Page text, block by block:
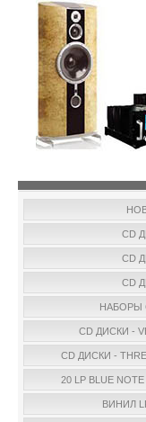
CD
CD
CD
НАБОРЫ
CD ДИСКИ -
CD ДИСКИ -
20 LP BLUE
ВИНИЛ